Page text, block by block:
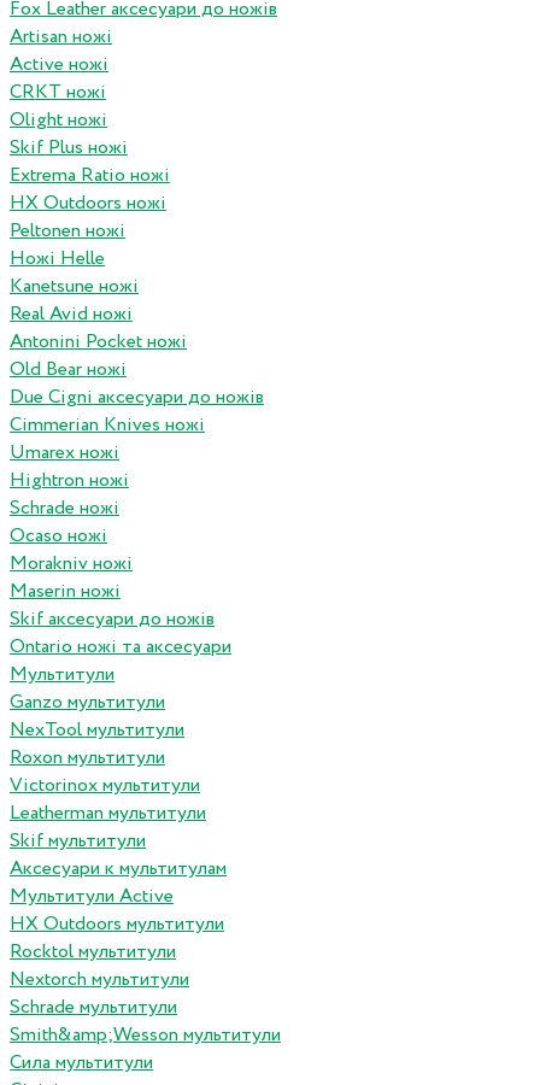
Fox Leather аксесуари до ножів
Artisan ножі
Active ножі
CRKT ножі
Olight ножі
Skif Plus ножі
Extrema Ratio ножі
HX Outdoors ножі
Peltonen ножі
Ножі Helle
Kanetsune ножі
Real Avid ножі
Antonini Pocket ножі
Old Bear ножі
Due Cigni аксесуари до ножів
Cimmerian Knives ножі
Umarex ножі
Hightron ножі
Schrade ножі
Ocaso ножі
Morakniv ножі
Maserin ножі
Skif аксесуари до ножів
Ontario ножі та аксесуари
Мультитули
Ganzo мультитули
NexTool мультитули
Roxon мультитули
Victorinox мультитули
Leatherman мультитули
Skif мультитули
Аксесуари к мультитулам
Мультитули Active
HX Outdoors мультитули
Rocktol мультитули
Nextorch мультитули
Schrade мультитули
Smith&amp;Wesson мультитули
Сила мультитули